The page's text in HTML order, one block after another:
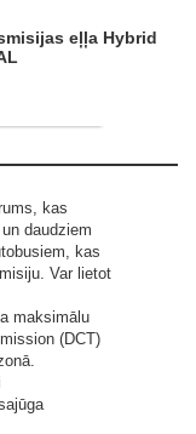
kas
daudziem
kas
Var lietot
maksimālu
(DCT)